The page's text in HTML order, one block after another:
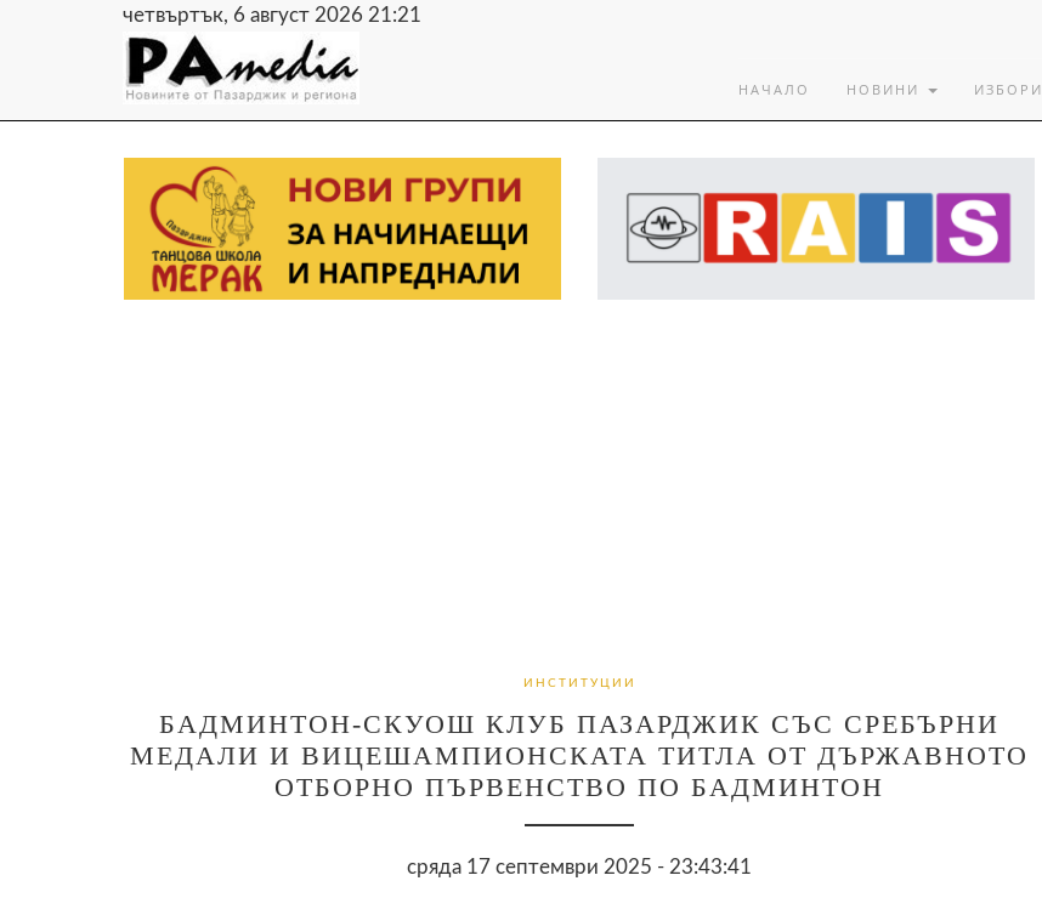
четвъртък, 6 август 2026 21:21
НАЧАЛО НОВИНИ ИЗБОРИ
ИНСТИТУЦИИ
БАДМИНТОН-СКУОШ КЛУБ ПАЗАРДЖИК СЪС СРЕБЪРНИ
МЕДАЛИ И ВИЦЕШАМПИОНСКАТА ТИТЛА ОТ ДЪРЖАВНОТО
ОТБОРНО ПЪРВЕНСТВО ПО БАДМИНТОН
сряда 17 септември 2025 - 23:43:41